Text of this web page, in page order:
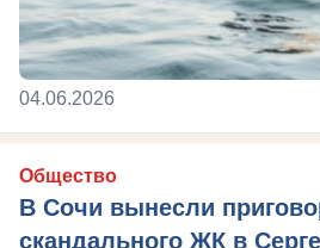
04.06.2026
Общество
В Сочи вынесли
скандального ЖК в